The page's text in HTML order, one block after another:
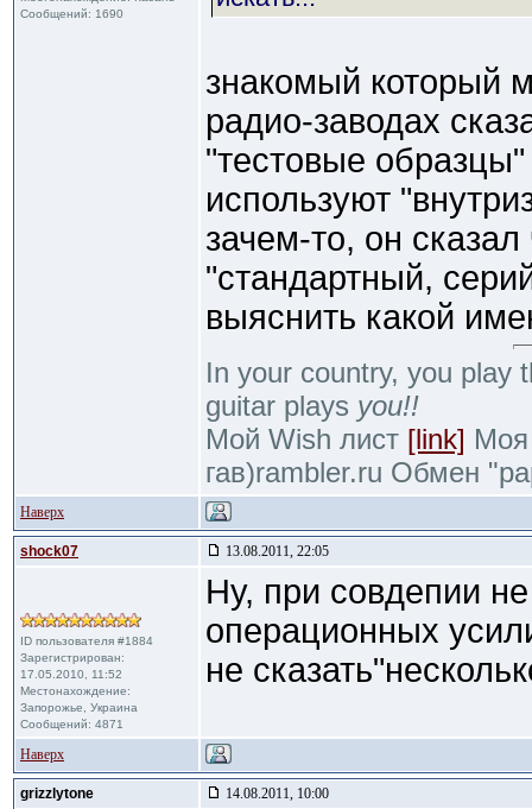
Сообщений: 1690
знакомый который
радио-заводах
"тестовые
используют
зачем-то, он
"стандартный,
выяснить какой
In your country, you play
guitar plays you!!
Мой Wish лист [link] Моя
гав)rambler.ru Обмен
Наверх
shock07 13.08.2011, 22:05
ID пользователя #1884
Зарегистрирован:
17.05.2010, 11:52
Местонахождение:
Запорожье, Украина
Сообщений: 4871
Ну, при совдепии
операционных
не
Наверх
grizzlytone
14.08.2011, 10:00